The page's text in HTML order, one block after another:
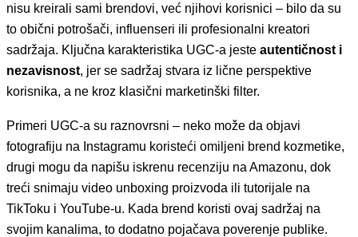
nisu kreirali sami brendovi, već njihovi korisnici – bilo da su
to obični potrošači, influenseri ili profesionalni kreatori
sadržaja. Ključna karakteristika UGC-a jeste autentičnost i
nezavisnost, jer se sadržaj stvara iz lične perspektive
korisnika, a ne kroz klasični marketinški filter.
Primeri UGC-a su raznovrsni – neko može da objavi
fotografiju na Instagramu koristeći omiljeni brend kozmetike,
drugi mogu da napišu iskrenu recenziju na Amazonu, dok
treći snimaju video unboxing proizvoda ili tutorijale na
TikToku i YouTube-u. Kada brend koristi ovaj sadržaj na
svojim kanalima, to dodatno pojačava poverenje publike.